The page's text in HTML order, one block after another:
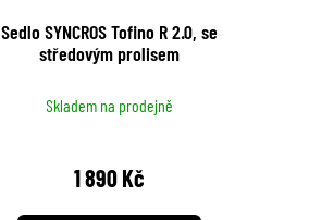
Sedlo SYNCROS Tofino R 2.0, se
středovým prolisem
Skladem na prodejně
1 890 Kč